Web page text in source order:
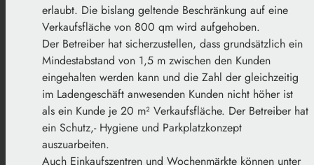
erlaubt. Die bislang geltende Beschränkung auf eine
Verkaufsfläche von 800 qm wird aufgehoben.
Der Betreiber hat sicherzustellen, dass grundsätzlich ein
Mindestabstand von 1,5 m zwischen den Kunden
eingehalten werden kann und die Zahl der gleichzeitig
im Ladengeschäft anwesenden Kunden nicht höher ist
als ein Kunde je 20 m² Verkaufsfläche. Der Betreiber hat
ein Schutz,- Hygiene und Parkplatzkonzept
auszuarbeiten.
Auch Einkaufszentren und Wochenmärkte können unter